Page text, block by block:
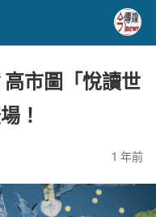
市圖「悅讀世
！
1 年前